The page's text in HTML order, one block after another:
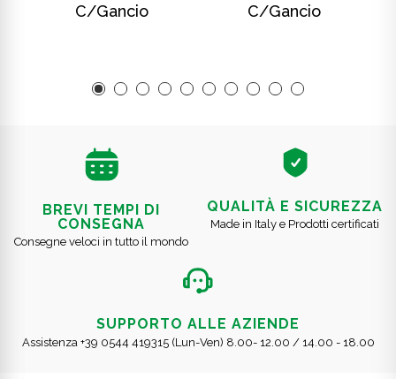
C/gancio
C/gancio
BREVI TEMPI DI
CONSEGNA
Consegne veloci in tutto il mondo
QUALITÀ E SICUREZZA
Made in Italy e Prodotti certificati
SUPPORTO ALLE AZIENDE
Assistenza +39 0544 419315 (Lun-Ven) 8.00- 12.00 / 14.00 - 18.00